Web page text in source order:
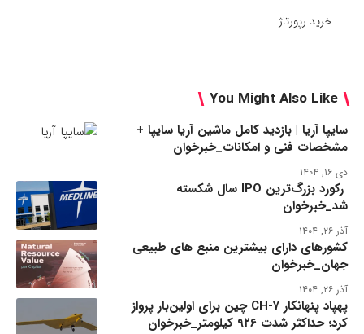
خرید رپورتاژ
You Might Also Like
سایپا آریا | بازدید کامل ماشین آریا سایپا +
مشخصات فنی و امکانات_خبرخوان
دی ۱۶, ۱۴۰۴
رکورد بزرگ‌ترین IPO سال شکسته
شد_خبرخوان
آذر ۲۶, ۱۴۰۴
کشورهای دارای بیشترین منبع های طبیعی
جهان_خبرخوان
آذر ۲۶, ۱۴۰۴
پهپاد پنهانکار CH-۷ چین برای اولین‌بار پرواز
کرد؛ حداکثر شدت ۹۲۶ کیلومتر_خبرخوان